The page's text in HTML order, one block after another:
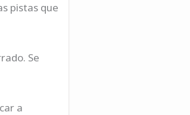
pistas que
Se
a